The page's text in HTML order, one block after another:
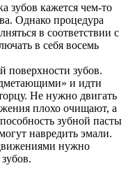
зубов кажется чем-то
Однако процедура
в соответствии с
в себя восемь
поверхности зубов.
и идти
Не нужно двигать
плохо очищают, а
зубной пасты
навредить эмали.
нужно